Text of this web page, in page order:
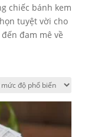
chiếc bánh kem
tuyệt vời cho
đam mê về